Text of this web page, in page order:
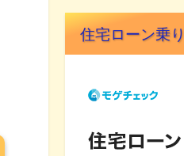
住宅ローン乗